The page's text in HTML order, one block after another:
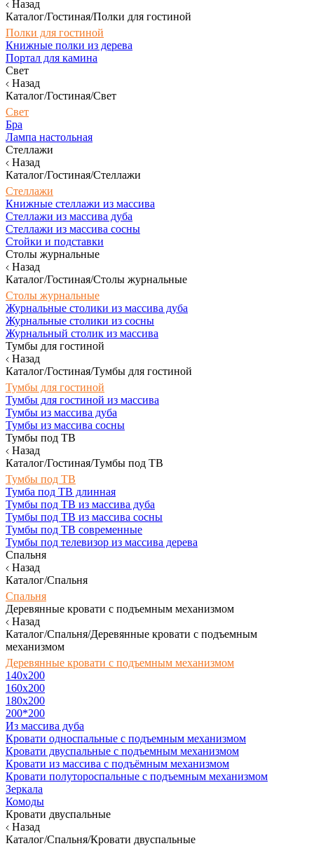
Назад
Каталог/Гостиная/Полки для гостиной
Полки для гостиной
Книжные полки из дерева
Портал для камина
Свет
Назад
Каталог/Гостиная/Свет
Свет
Бра
Лампа настольная
Стеллажи
Назад
Каталог/Гостиная/Стеллажи
Стеллажи
Книжные стеллажи из массива
Стеллажи из массива дуба
Стеллажи из массива сосны
Стойки и подставки
Столы журнальные
Назад
Каталог/Гостиная/Столы журнальные
Столы журнальные
Журнальные столики из массива дуба
Журнальные столики из сосны
Журнальный столик из массива
Тумбы для гостиной
Назад
Каталог/Гостиная/Тумбы для гостиной
Тумбы для гостиной
Тумбы для гостиной из массива
Тумбы из массива дуба
Тумбы из массива сосны
Тумбы под ТВ
Назад
Каталог/Гостиная/Тумбы под ТВ
Тумбы под ТВ
Тумба под ТВ длинная
Тумбы под ТВ из массива дуба
Тумбы под ТВ из массива сосны
Тумбы под ТВ современные
Тумбы под телевизор из массива дерева
Спальня
Назад
Каталог/Спальня
Спальня
Деревянные кровати с подъемным механизмом
Назад
Каталог/Спальня/Деревянные кровати с подъемным
механизмом
Деревянные кровати с подъемным механизмом
140x200
160х200
180х200
200*200
Из массива дуба
Кровати односпальные с подъемным механизмом
Кровати двуспальные с подъемным механизмом
Кровати из массива с подъёмным механизмом
Кровати полутороспальные с подъемным механизмом
Зеркала
Комоды
Кровати двуспальные
Назад
Каталог/Спальня/Кровати двуспальные